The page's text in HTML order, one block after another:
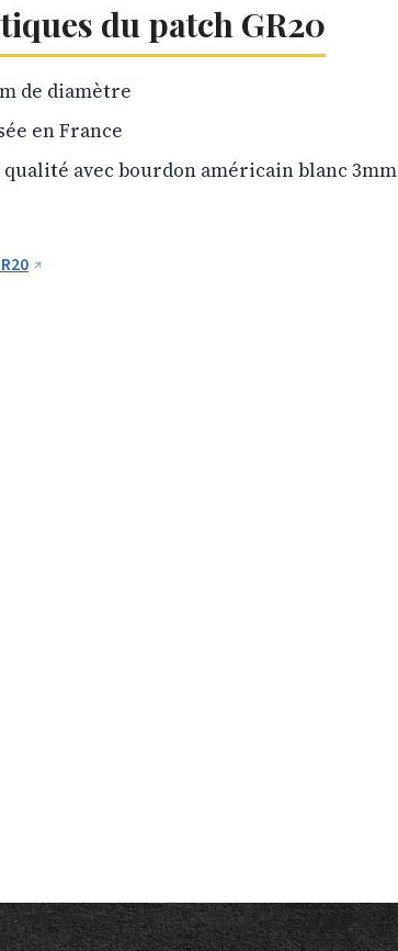
du patch GR20
de diamètre
en France
avec bourdon américain blanc 3mm